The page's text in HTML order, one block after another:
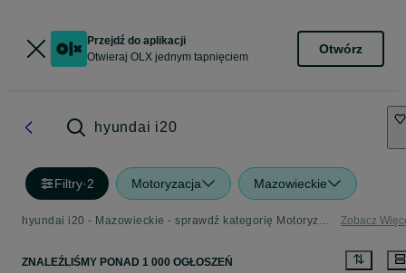
Przejdź do aplikacji
Otwieraj OLX jednym tapnięciem
Otwórz
hyundai i20
Filtry·2 Motoryzacja Mazowieckie
hyundai i20 - Mazowieckie - sprawdź kategorię Motoryzacja Zobacz
ZNALEŹLIŚMY PONAD 1 000 OGŁOSZEŃ